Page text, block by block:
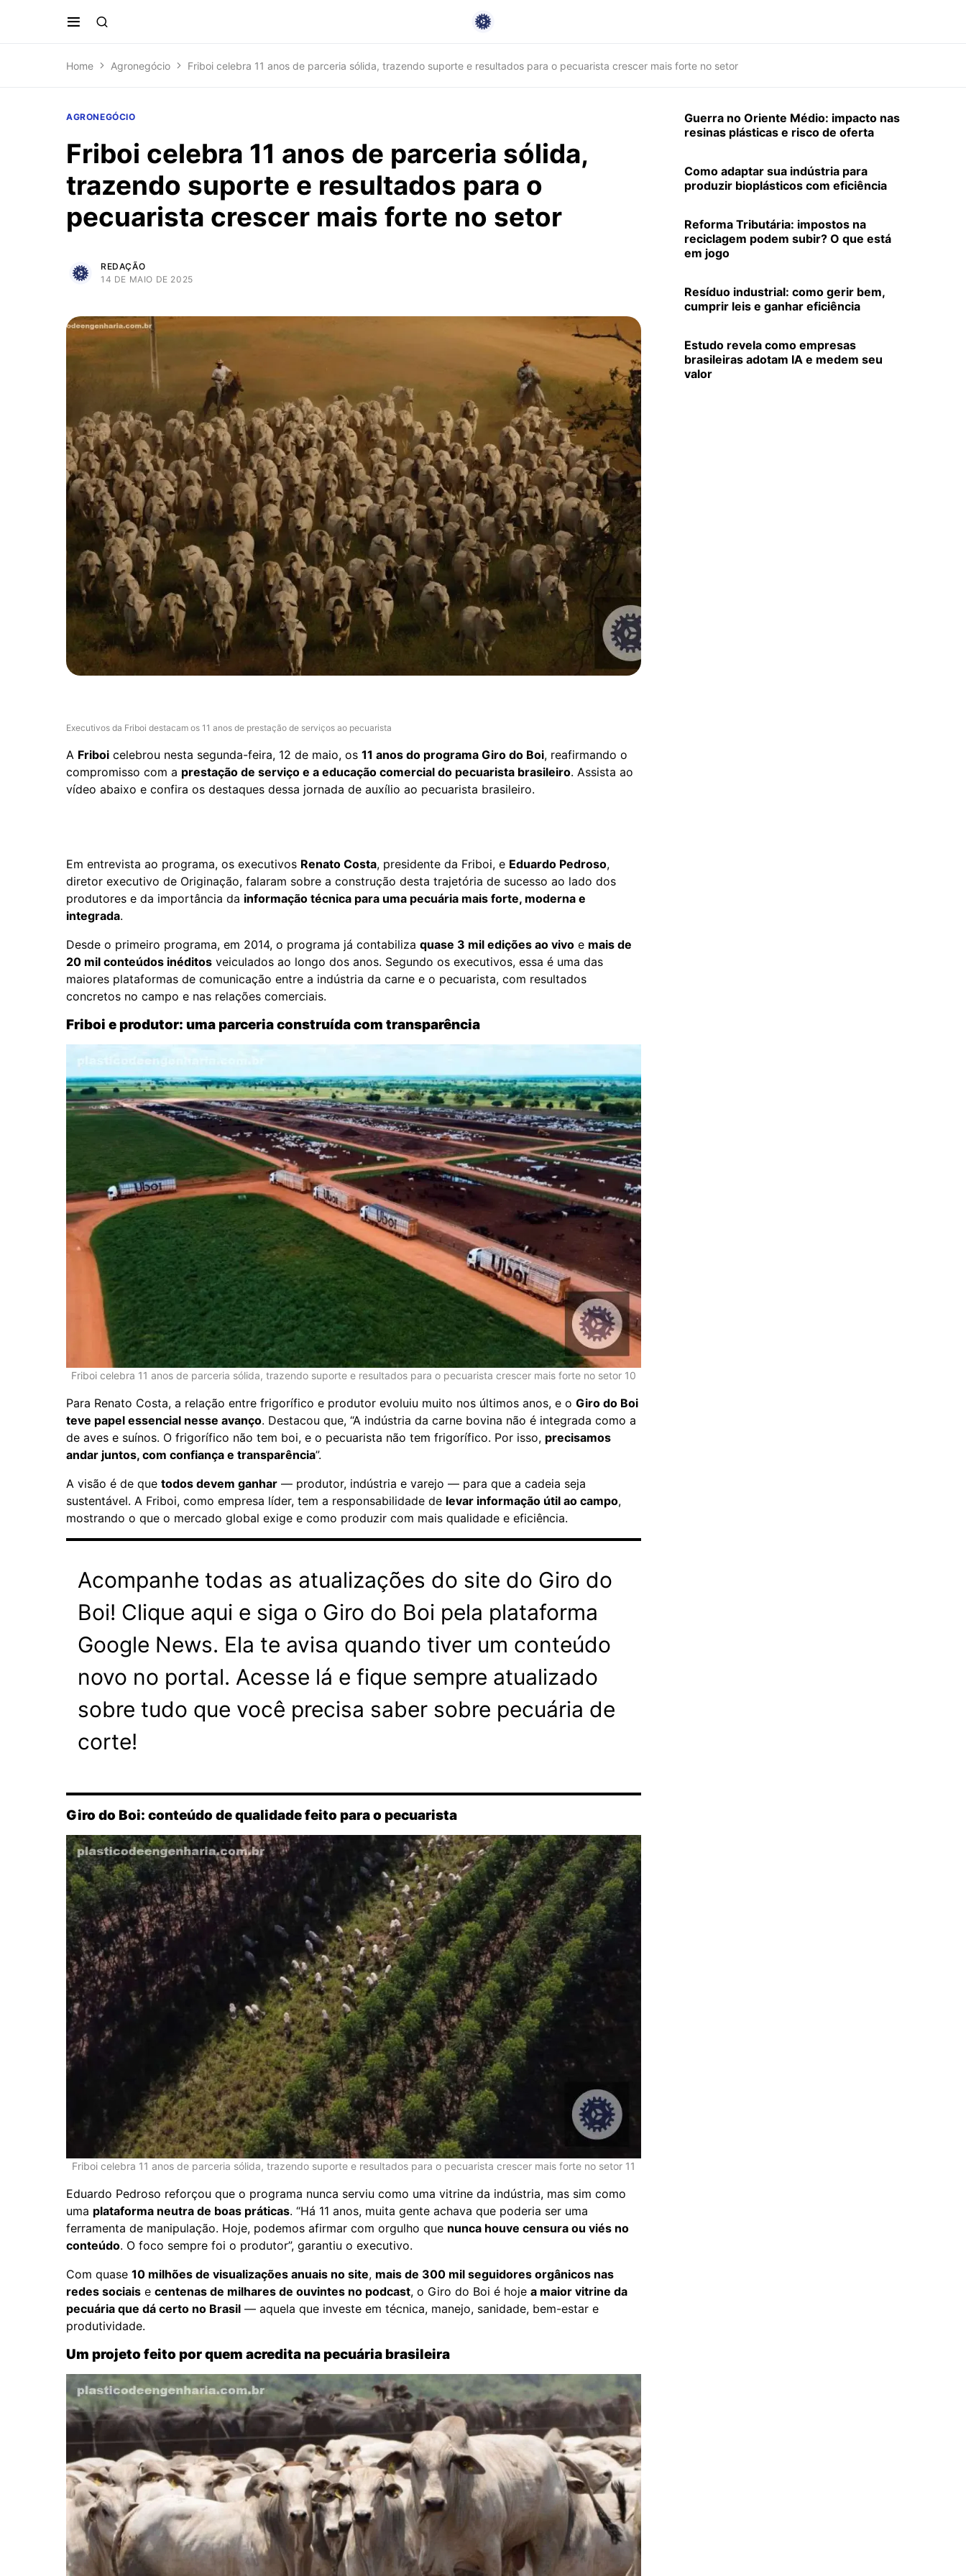
Home Agronegócio Friboi celebra 11 anos de parceria sólida, trazendo suporte e resultados para o pecuarista crescer mais forte no setor
AGRONEGÓCIO
Friboi celebra 11 anos de parceria sólida,
trazendo suporte e resultados para o
pecuarista crescer mais forte no setor
REDAÇÃO
14 DE MAIO DE 2025
Executivos da Friboi destacam os 11 anos de prestação de serviços ao pecuarista
A Friboi celebrou nesta segunda-feira, 12 de maio, os 11 anos do programa Giro do Boi, reafirmando o
compromisso com a prestação de serviço e a educação comercial do pecuarista brasileiro. Assista ao
vídeo abaixo e confira os destaques dessa jornada de auxílio ao pecuarista brasileiro.
Em entrevista ao programa, os executivos Renato Costa, presidente da Friboi, e Eduardo Pedroso,
diretor executivo de Originação, falaram sobre a construção desta trajetória de sucesso ao lado dos
produtores e da importância da informação técnica para uma pecuária mais forte, moderna e
integrada.
Desde o primeiro programa, em 2014, o programa já contabiliza quase 3 mil edições ao vivo e mais de
20 mil conteúdos inéditos veiculados ao longo dos anos. Segundo os executivos, essa é uma das
maiores plataformas de comunicação entre a indústria da carne e o pecuarista, com resultados
concretos no campo e nas relações comerciais.
Friboi e produtor: uma parceria construída com transparência
Friboi celebra 11 anos de parceria sólida, trazendo suporte e resultados para o pecuarista crescer mais forte no setor 10
Para Renato Costa, a relação entre frigorífico e produtor evoluiu muito nos últimos anos, e o Giro do Boi
teve papel essencial nesse avanço. Destacou que, “A indústria da carne bovina não é integrada como a
de aves e suínos. O frigorífico não tem boi, e o pecuarista não tem frigorífico. Por isso, precisamos
andar juntos, com confiança e transparência”.
A visão é de que todos devem ganhar — produtor, indústria e varejo — para que a cadeia seja
sustentável. A Friboi, como empresa líder, tem a responsabilidade de levar informação útil ao campo,
mostrando o que o mercado global exige e como produzir com mais qualidade e eficiência.
Acompanhe todas as atualizações do site do Giro do
Boi! Clique aqui e siga o Giro do Boi pela plataforma
Google News. Ela te avisa quando tiver um conteúdo
novo no portal. Acesse lá e fique sempre atualizado
sobre tudo que você precisa saber sobre pecuária de
corte!
Giro do Boi: conteúdo de qualidade feito para o pecuarista
Friboi celebra 11 anos de parceria sólida, trazendo suporte e resultados para o pecuarista crescer mais forte no setor 11
Eduardo Pedroso reforçou que o programa nunca serviu como uma vitrine da indústria, mas sim como
uma plataforma neutra de boas práticas. “Há 11 anos, muita gente achava que poderia ser uma
ferramenta de manipulação. Hoje, podemos afirmar com orgulho que nunca houve censura ou viés no
conteúdo. O foco sempre foi o produtor”, garantiu o executivo.
Com quase 10 milhões de visualizações anuais no site, mais de 300 mil seguidores orgânicos nas
redes sociais e centenas de milhares de ouvintes no podcast, o Giro do Boi é hoje a maior vitrine da
pecuária que dá certo no Brasil — aquela que investe em técnica, manejo, sanidade, bem-estar e
produtividade.
Um projeto feito por quem acredita na pecuária brasileira
Guerra no Oriente Médio: impacto nas
resinas plásticas e risco de oferta
Como adaptar sua indústria para
produzir bioplásticos com eficiência
Reforma Tributária: impostos na
reciclagem podem subir? O que está
em jogo
Resíduo industrial: como gerir bem,
cumprir leis e ganhar eficiência
Estudo revela como empresas
brasileiras adotam IA e medem seu
valor